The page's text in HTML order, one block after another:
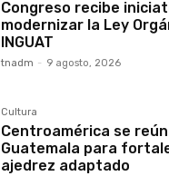
Congreso recibe
modernizar la Ley
INGUAT
tnadm - 9 agosto, 2026
Cultura
Centroamérica se
Guatemala para
ajedrez adaptado